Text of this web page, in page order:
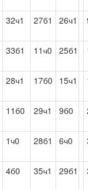
32ч1 27б1 26ч1
33б1 11ч0 25б1
28ч1 17б0 15ч1
11б0 29ч1 9б0
1ч0 28б1 6ч0
4б0 35ч1 29б1